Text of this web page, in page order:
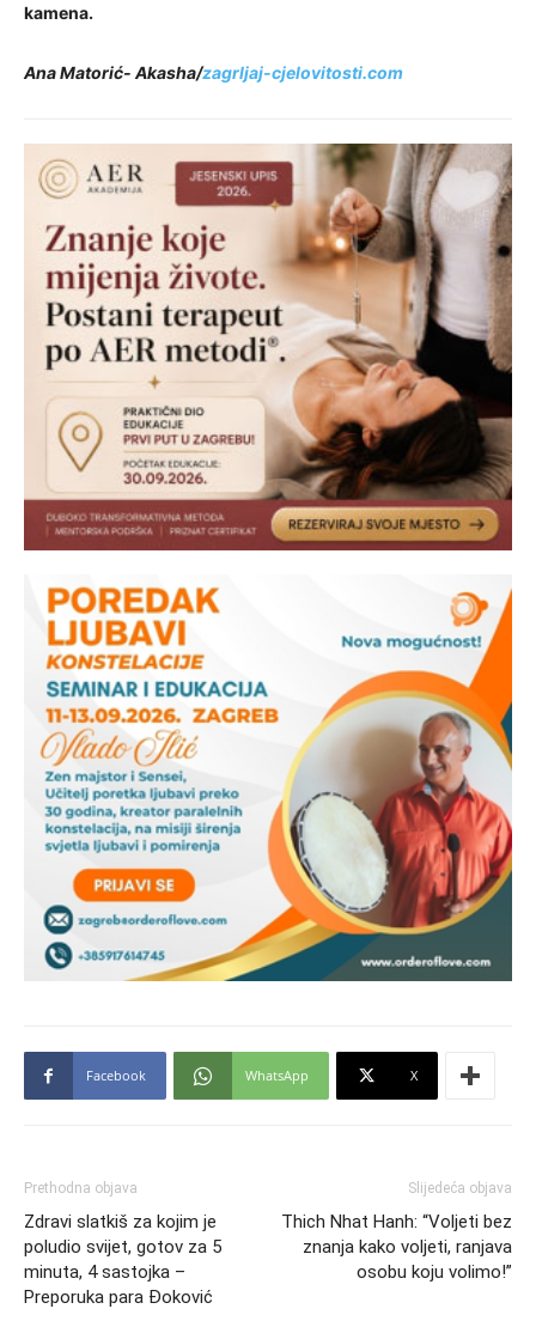
kamena.
Ana Matorić- Akasha/zagrljaj-cjelovitosti.com
Facebook WhatsApp X
Prethodna objava
Zdravi slatkiš za kojim je
poludio svijet, gotov za 5
minuta, 4 sastojka –
Preporuka para Đoković
Slijedeća objava
Thich Nhat Hanh: “Voljeti bez
znanja kako voljeti, ranjava
osobu koju volimo!”